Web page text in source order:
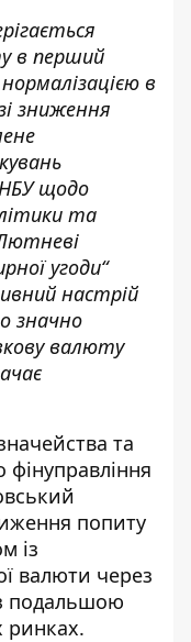
в перший
в
зниження
НБУ щодо
та
Лютневі
угоди“
настрій
значно
валюту
та
попиту
із
валюти через
подальшою
ринках.